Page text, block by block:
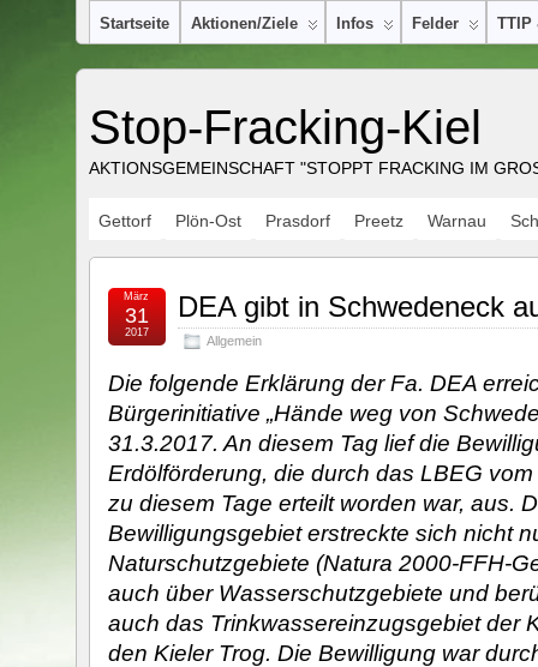
Startseite Aktionen/Ziele Infos Felder TTIP
Stop-Fracking-Kiel
AKTIONSGEMEINSCHAFT "STOPPT FRACKING IM
Gettorf Plön-Ost Prasdorf Preetz Warnau
DEA gibt in Schwedeneck
Allgemein
März
31
2017
Die folgende Erklärung der Fa. DEA
Bürgerinitiative „Hände weg von
31.3.2017. An diesem Tag lief die
Erdölförderung, die durch das LBEG
zu diesem Tage erteilt worden war, aus.
Bewilligungsgebiet erstreckte sich nicht
Naturschutzgebiete (Natura 2000-FFH-
auch über Wasserschutzgebiete und
auch das Trinkwassereinzugsgebiet der
den Kieler Trog. Die Bewilligung war